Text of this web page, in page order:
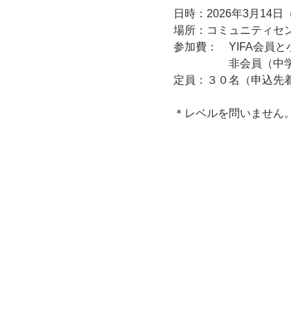
日時：2026年3月14日
場所：コミュニティセ
参加費：　YIFA会員と
非会員（中学生
定員：３０名（申込先
＊レベルを問いませ